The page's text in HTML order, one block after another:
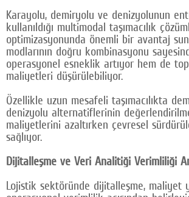
Karayolu, demiryolu ve denizyolunun
kullanıldığı multimodal taşımacılık
optimizasyonunda önemli bir avantaj
modlarının doğru kombinasyonu
operasyonel esneklik artıyor hem de
maliyetleri düşürülebiliyor.
Özellikle uzun mesafeli taşımacılıkta
denizyolu alternatiflerinin
maliyetlerini azaltırken çevresel
sağlıyor.
Dijitalleşme ve Veri Analitiği Verimliliği
Lojistik sektöründe dijitalleşme, maliyet